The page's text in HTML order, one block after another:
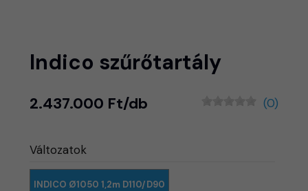
Indico szűrőtartály
2.437.000 Ft/db (0)
Változatok
INDICO Ø1050 1,2m D110/D90